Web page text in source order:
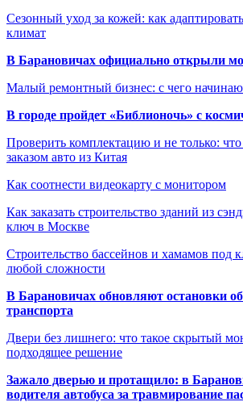
Сезонный уход за кожей: как
климат
В Барановичах официально открыли
Малый ремонтный бизнес: с чего
В городе пройдет «Библионочь» с
Проверить комплектацию и не только: что
заказом авто из Китая
Как соотнести видеокарту с монитором
Как заказать строительство зданий из
ключ в Москве
Строительство бассейнов и хамамов под
любой сложности
В Барановичах обновляют остановки
транспорта
Двери без лишнего: что такое скрытый
подходящее решение
Зажало дверью и протащило: в
водителя автобуса за травмирование